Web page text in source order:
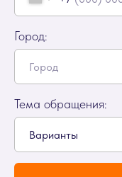
Город:
Тема обращения: